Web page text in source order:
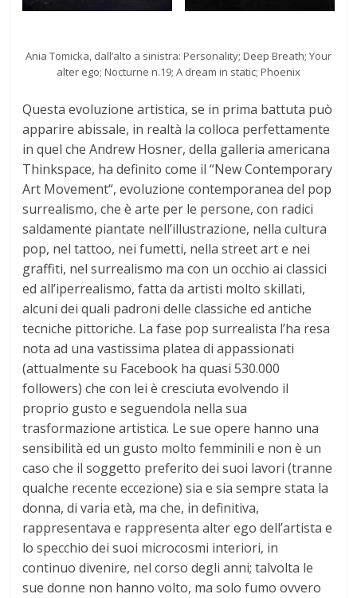
Ania Tomicka, dall’alto a sinistra: Personality; Deep Breath; Your
alter ego; Nocturne n.19; A dream in static; Phoenix
Questa evoluzione artistica, se in prima battuta può
apparire abissale, in realtà la colloca perfettamente
in quel che Andrew Hosner, della galleria americana
Thinkspace, ha definito come il “New Contemporary
Art Movement“, evoluzione contemporanea del pop
surrealismo, che è arte per le persone, con radici
saldamente piantate nell’illustrazione, nella cultura
pop, nel tattoo, nei fumetti, nella street art e nei
graffiti, nel surrealismo ma con un occhio ai classici
ed all’iperrealismo, fatta da artisti molto skillati,
alcuni dei quali padroni delle classiche ed antiche
tecniche pittoriche. La fase pop surrealista l’ha resa
nota ad una vastissima platea di appassionati
(attualmente su Facebook ha quasi 530.000
followers) che con lei è cresciuta evolvendo il
proprio gusto e seguendola nella sua
trasformazione artistica. Le sue opere hanno una
sensibilità ed un gusto molto femminili e non è un
caso che il soggetto preferito dei suoi lavori (tranne
qualche recente eccezione) sia e sia sempre stata la
donna, di varia età, ma che, in definitiva,
rappresentava e rappresenta alter ego dell’artista e
lo specchio dei suoi microcosmi interiori, in
continuo divenire, nel corso degli anni; talvolta le
sue donne non hanno volto, ma solo fumo ovvero